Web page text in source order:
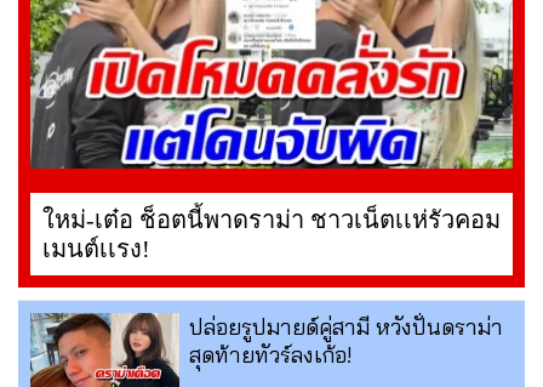
ใหม่-เต๋อ ช็อตนี้พาดราม่า ชาวเน็ตเเห่รัวคอม
เมนต์เเรง!
ปล่อยรูปมายด์คู่สามี หวังปั่นดราม่า
สุดท้ายทัวร์ลงเก้อ!